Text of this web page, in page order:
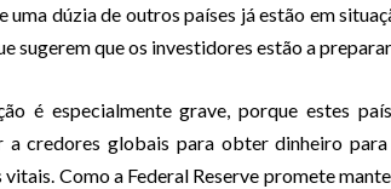
uma dúzia de outros países já estão em
sugerem que os investidores estão a
é especialmente grave, porque estes
a credores globais para obter dinheiro
vitais. Como a Federal Reserve promete